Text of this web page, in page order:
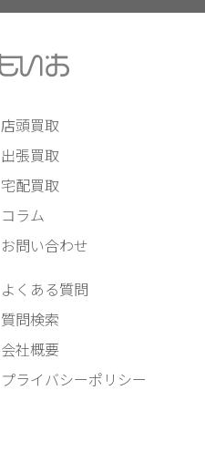
店頭買取
出張買取
宅配買取
コラム
お問い合わせ
よくある質問
質問検索
会社概要
プライバシーポリシー